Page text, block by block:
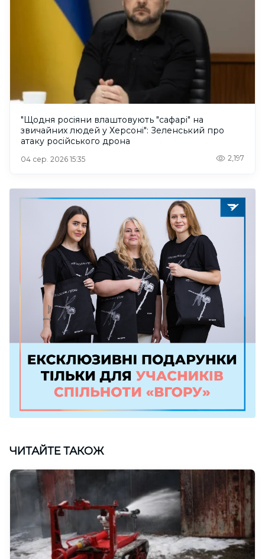
"Щодня росіяни влаштовують "сафарі" на
звичайних людей у Херсоні": Зеленський про
атаку російського дрона
04 сер. 2026 15:35 2,197
ЧИТАЙТЕ ТАКОЖ